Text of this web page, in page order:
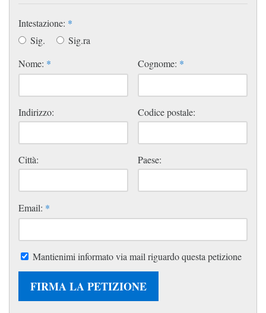
Intestazione: *
Sig.
Sig.ra
Nome: * Cognome: *
Indirizzo: Codice postale:
Città: Paese:
Email: *
Mantienimi informato via mail riguardo questa petizione
FIRMA LA PETIZIONE